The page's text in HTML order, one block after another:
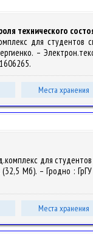
технического
для студентов
–
Места хранения
для
Мб). – Гродно :
Места хранения